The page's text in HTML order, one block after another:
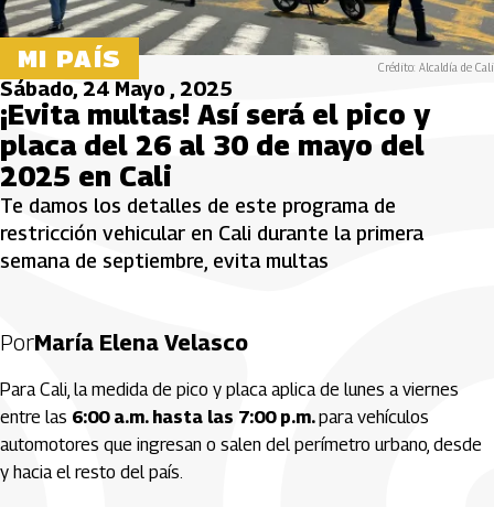
MI PAÍS Crédito: Alcaldía de Cali
Sábado, 24 Mayo , 2025
¡Evita multas! Así será el pico y
placa del 26 al 30 de mayo del
2025 en Cali
Te damos los detalles de este programa de
restricción vehicular en Cali durante la primera
semana de septiembre, evita multas
PorMaría Elena Velasco
Para Cali, la medida de pico y placa aplica de lunes a viernes
entre las 6:00 a.m. hasta las 7:00 p.m.para vehículos
automotores que ingresan o salen del perímetro urbano, desde
y hacia el resto del país.